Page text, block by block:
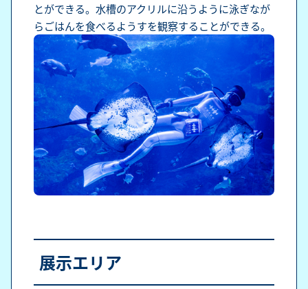
とができる。水槽のアクリルに沿うように泳ぎなが
らごはんを食べるようすを観察することができる。
展示エリア